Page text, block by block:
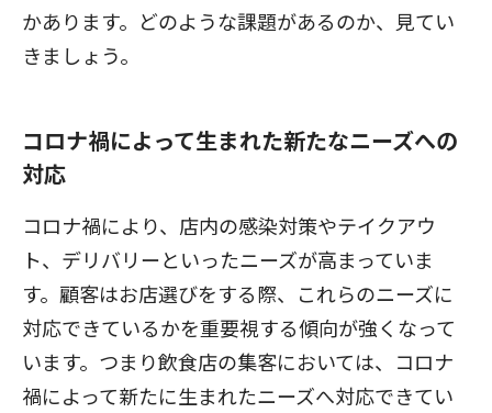
かあります。どのような課題があるのか、見てい
きましょう。
コロナ禍によって生まれた新たなニーズへの
対応
コロナ禍により、店内の感染対策やテイクアウ
ト、デリバリーといったニーズが高まっていま
す。顧客はお店選びをする際、これらのニーズに
対応できているかを重要視する傾向が強くなって
います。つまり飲食店の集客においては、コロナ
禍によって新たに生まれたニーズへ対応できてい